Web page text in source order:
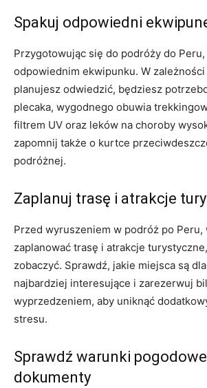
Spakuj odpowiedni
Przygotowując⁣ się‍ do podróży‍ do
odpowiednim ekwipunku. W
planujesz odwiedzić, ⁣będziesz
plecaka, wygodnego obuwia
filtrem UV oraz leków na choroby
zapomnij także ⁤o kurtce
podróżnej.
Zaplanuj trasę i atrakcje
Przed wyruszeniem w podróż po Peru,
zaplanować trasę i​ atrakcje
zobaczyć. Sprawdź, jakie miejsca są
najbardziej interesujące i zarezerwuj
wyprzedzeniem, aby uniknąć
stresu.
Sprawdź‌ warunki
dokumenty